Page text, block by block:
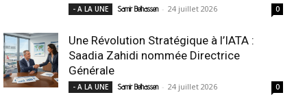
- A LA UNE Samir Belhassen - 24 juillet 2026 0
Une Révolution Stratégique à l’IATA :
Saadia Zahidi nommée Directrice
Générale
- A LA UNE Samir Belhassen - 24 juillet 2026 0